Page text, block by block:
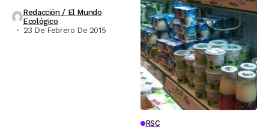
Redacción / El Mundo
Ecológico
23 De Febrero De 2015
RSC